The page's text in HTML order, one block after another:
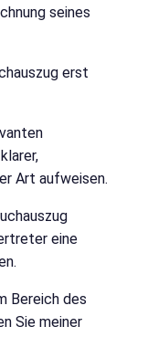
seines
erst
Art aufweisen.
eine
Bereich des
Sie meiner